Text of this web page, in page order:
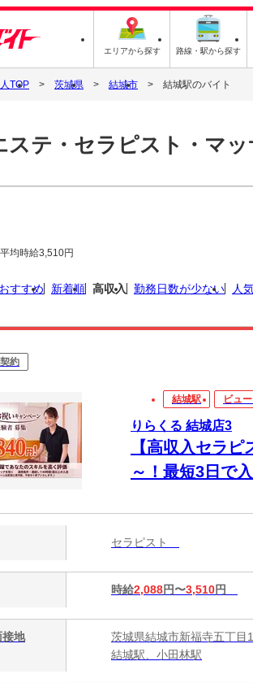
エリアから探す 路線・駅から探す
TOP 茨城県 結城市 結城駅のバイト
ステ・セラピスト・マッ
均時給3,510円
おすすめ 新着順 高収入 勤務日数が少ない 人
約
結城駅 ビュ
りらくる 結城店3
【高収入セラ
～！最短3日で
セラピスト
時給2,088円〜3,510円
接地
茨城県結城市新福寺五丁目
結城駅、小田林駅